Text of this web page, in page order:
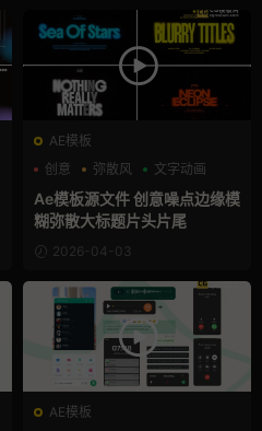
AE模板
创意
弥散风 文字动画
Ae模板源文件 创意噪点边缘模
糊弥散大标题片头片尾
2026-04-03
AE模板